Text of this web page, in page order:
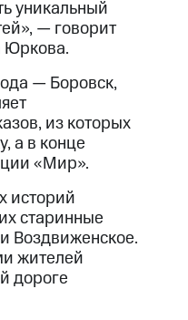
уникальный
— говорит
Юркова.
— Боровск,
из которых
а в конце
«Мир».
историй
старинные
Воздвиженское.
жителей
дороге